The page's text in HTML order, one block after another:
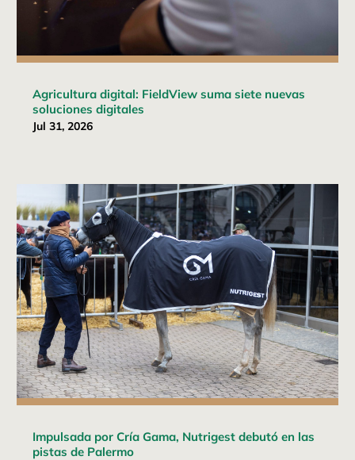
Agricultura digital: FieldView suma siete nuevas
soluciones digitales
Jul 31, 2026
Impulsada por Cría Gama, Nutrigest debutó en las
pistas de Palermo